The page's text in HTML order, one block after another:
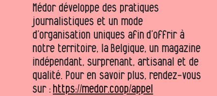
Médor développe des pratiques
journalistiques et un mode
d’organisation uniques afin d’offrir à
notre territoire, la Belgique, un magazine
indépendant, surprenant, artisanal et de
qualité. Pour en savoir plus, rendez-vous
sur : https://medor.coop/appel